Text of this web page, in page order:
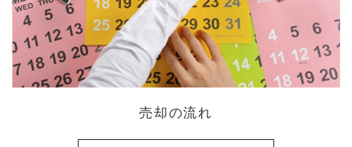
売却の流れ